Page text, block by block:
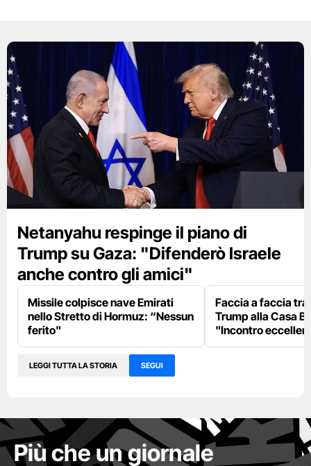
Netanyahu respinge il piano di
Trump su Gaza: "Difenderò Israele
anche contro gli amici"
Missile colpisce nave Emirati
nello Stretto di Hormuz: “Nessun
ferito"
Faccia a faccia
Trump alla Casa
"Incontro
LEGGI TUTTA LA STORIA SEGUI
Più che un giornale